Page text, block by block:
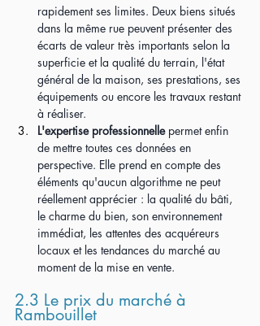
rapidement ses limites. Deux biens situés
dans la même rue peuvent présenter des
écarts de valeur très importants selon la
superficie et la qualité du terrain, l'état
général de la maison, ses prestations, ses
équipements ou encore les travaux restant
à réaliser.
L'expertise professionnelle permet enfin
de mettre toutes ces données en
perspective. Elle prend en compte des
éléments qu'aucun algorithme ne peut
réellement apprécier : la qualité du bâti,
le charme du bien, son environnement
immédiat, les attentes des acquéreurs
locaux et les tendances du marché au
moment de la mise en vente.
2.3 Le prix du marché à
Rambouillet